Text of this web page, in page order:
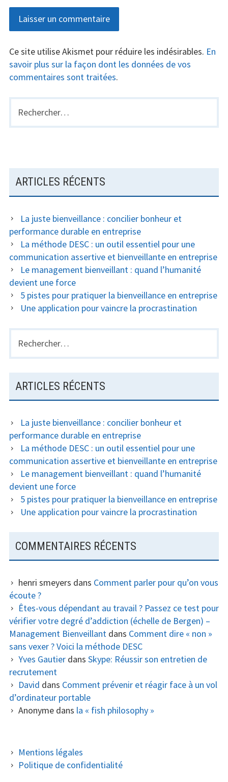
Ce site utilise Akismet pour réduire les indésirables. En
savoir plus sur la façon dont les données de vos
commentaires sont traitées.
BARRE
LATÉRALE
Rechercher :
ARTICLES RÉCENTS
La juste bienveillance : concilier bonheur et
performance durable en entreprise
La méthode DESC : un outil essentiel pour une
communication assertive et bienveillante en entreprise
Le management bienveillant : quand l’humanité
devient une force
5 pistes pour pratiquer la bienveillance en entreprise
Une application pour vaincre la procrastination
Rechercher :
ARTICLES RÉCENTS
La juste bienveillance : concilier bonheur et
performance durable en entreprise
La méthode DESC : un outil essentiel pour une
communication assertive et bienveillante en entreprise
Le management bienveillant : quand l’humanité
devient une force
5 pistes pour pratiquer la bienveillance en entreprise
Une application pour vaincre la procrastination
COMMENTAIRES RÉCENTS
henri smeyers dans Comment parler pour qu’on vous
écoute ?
Êtes-vous dépendant au travail ? Passez ce test pour
vérifier votre degré d’addiction (échelle de Bergen) –
Management Bienveillantdans Comment dire « non »
sans vexer ? Voici la méthode DESC
Yves Gautierdans Skype: Réussir son entretien de
recrutement
David dans Comment prévenir et réagir face à un vol
d’ordinateur portable
Anonymedans la « fish philosophy »
COLONNE
LATÉRALE
Mentions légales
Politique de confidentialité